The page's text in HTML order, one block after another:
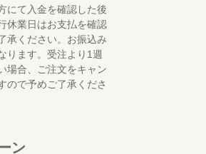
にて入金を確認した後
休業日はお支払を確認
承ください。お振込み
ります。受注より1週
場合、ご注文をキャン
ので予めご了承くださ
ン